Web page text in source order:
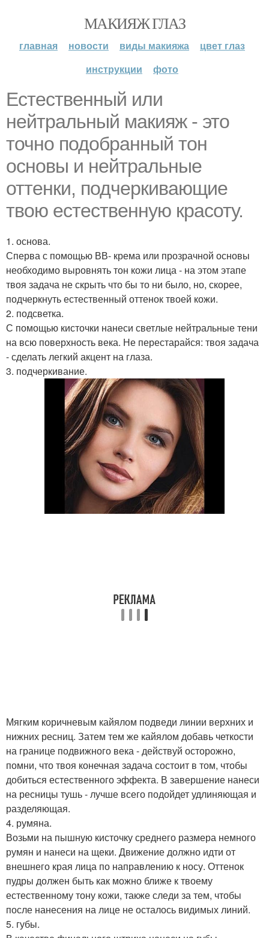
МАКИЯЖ ГЛАЗ
главная новости виды макияжа
цвет глаз
инструкции
фото
Естественный или
нейтральный макияж - это
точно подобранный тон
основы и нейтральные
оттенки, подчеркивающие
твою естественную красоту.
1. основа.
Сперва с помощью ВВ- крема или прозрачной основы
необходимо выровнять тон кожи лица - на этом этапе
твоя задача не скрыть что бы то ни было, но, скорее,
подчеркнуть естественный оттенок твоей кожи.
2. подсветка.
С помощью кисточки нанеси светлые нейтральные тени
на всю поверхность века. Не перестарайся: твоя задача
- сделать легкий акцент на глаза.
3. подчеркивание.
Мягким коричневым кайялом подведи линии верхних и
нижних ресниц. Затем тем же кайялом добавь четкости
на границе подвижного века - действуй осторожно,
помни, что твоя конечная задача состоит в том, чтобы
добиться естественного эффекта. В завершение нанеси
на ресницы тушь - лучше всего подойдет удлиняющая и
разделяющая.
4. румяна.
Возьми на пышную кисточку среднего размера немного
румян и нанеси на щеки. Движение должно идти от
внешнего края лица по направлению к носу. Оттенок
пудры должен быть как можно ближе к твоему
естественному тону кожи, также следи за тем, чтобы
после нанесения на лице не осталось видимых линий.
5. губы.